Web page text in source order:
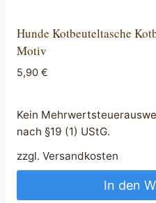
Hunde Kotbeuteltasche
Motiv
5,90 €
Kein
nach §19 (1) UStG.
zzgl. Versandkosten
In den